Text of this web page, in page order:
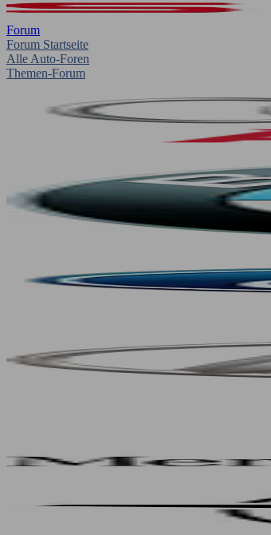
Forum
Forum Startseite
Alle Auto-Foren
Themen-Forum